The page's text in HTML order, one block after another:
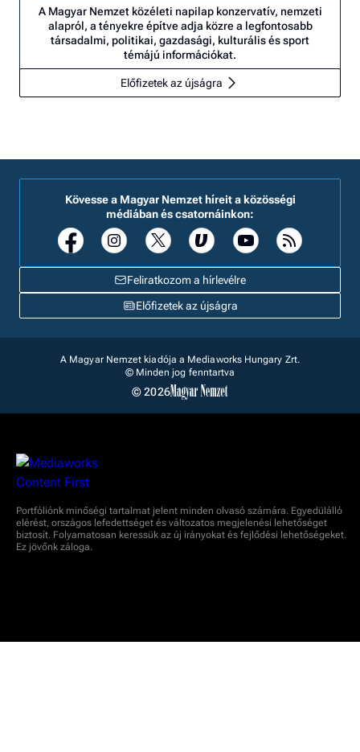
A Magyar Nemzet közéleti napilap konzervatív, nemzeti
alapról, a tényekre építve adja közre a legfontosabb
társadalmi, politikai, gazdasági, kulturális és sport
témájú információkat.
Előfizetek az újságra
Feliratkozom a hírlevélre
Kövesse a Magyar Nemzet híreit a közösségi
médiában és csatornáinkon:
Előfizetek az újságra
A Magyar Nemzet kiadója a Mediaworks Hungary Zrt.
© Minden jog fenntartva
© 2026
Portfóliónk minőségi tartalmat jelent minden olvasó számára. Egyedülálló
elérést, országos lefedettséget és változatos megjelenési lehetőséget
biztosít. Folyamatosan keressük az új irányokat és fejlődési lehetőségeket.
Ez jövőnk záloga.